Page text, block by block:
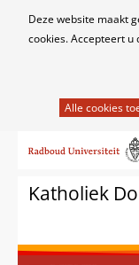
Cookies
Deze website maakt
cookies. Accepteert u
het
van
cookies
deze
naar
inhoudKatholiek